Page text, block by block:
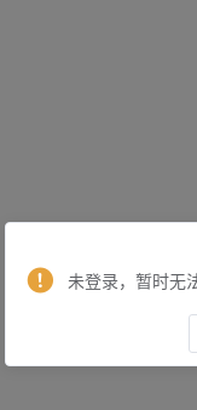
未登录，暂时无